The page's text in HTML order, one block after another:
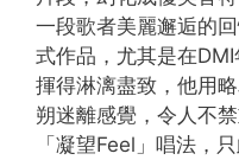
一段歌者美麗邂逅的
式作品，尤其是在
揮得淋漓盡致，他用
朔迷離感覺，令人不
「凝望Feel」唱法，